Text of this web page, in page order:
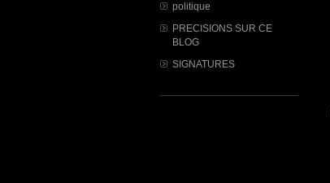
politique
PRECISIONS SUR CE
BLOG
SIGNATURES